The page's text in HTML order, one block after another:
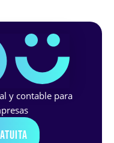
y contable para